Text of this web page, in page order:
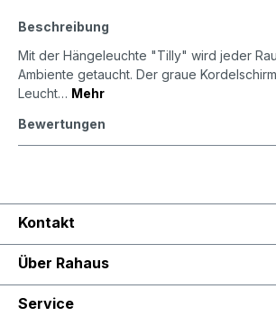
Beschreibung
Mit der Hängeleuchte "Tilly" wird jeder
Ambiente getaucht. Der graue
Leucht… Mehr
Bewertungen
Kontakt
Über Rahaus
Service